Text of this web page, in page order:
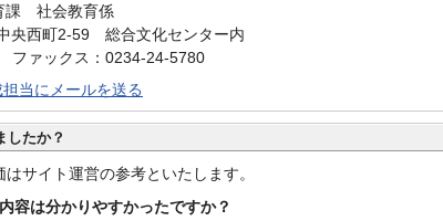
課 社会教育係
央西町2-59 総合文化センター内
ァックス：0234-24-5780
当にメールを送る
したか？
サイト運営の参考といたします。
容は分かりやすかったですか？